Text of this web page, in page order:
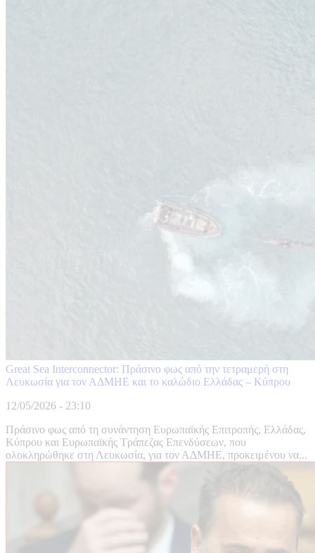
Great Sea Interconnector: Πράσινο φως από την τετραμερή στη
Λευκωσία για τον ΑΔΜΗΕ και το καλώδιο Ελλάδας – Κύπρου
12/05/2026 - 23:10
Πράσινο φως από τη συνάντηση Ευρωπαϊκής Επιτροπής, Ελλάδας,
Κύπρου και Ευρωπαϊκής Τράπεζας Επενδύσεων, που
ολοκληρώθηκε στη Λευκωσία, για τον ΑΔΜΗΕ, προκειμένου να...